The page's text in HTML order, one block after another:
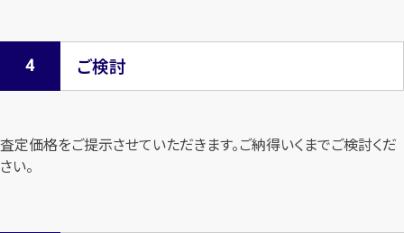
ご検討
査定価格をご提示させていただきます。ご納得いくまでご検討くだ
さい。